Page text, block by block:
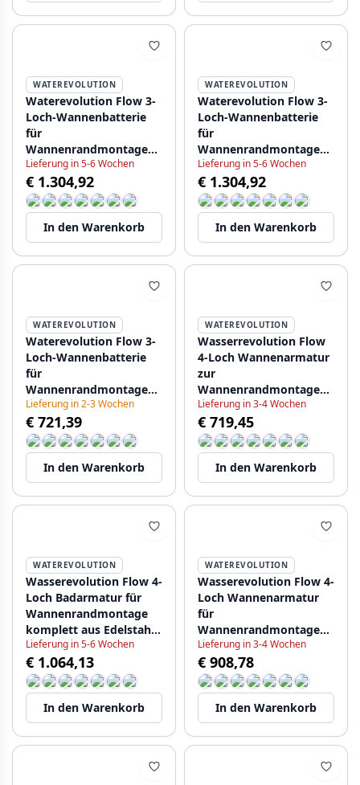
WATEREVOLUTION
Waterevolution Flow 3-
Loch-Wannenbatterie
für
Wannenrandmontage
PVD Gebürstetes Kupfer
T138CPE
Lieferung in 5-6 Wochen
€ 1.304,92
In den Warenkorb
WATEREVOLUTION
Waterevolution Flow 3-
Loch-Wannenbatterie
für
Wannenrandmontage
PVD Gebürstetes
Hellgold T138WGE
Lieferung in 5-6 Wochen
€ 1.304,92
In den Warenkorb
WATEREVOLUTION
Waterevolution Flow 3-
Loch-Wannenbatterie
für
Wannenrandmontage
gebürstetes Messing
Natur T138SBLE
Lieferung in 2-3 Wochen
€ 721,39
In den Warenkorb
WATEREVOLUTION
Wasserrevolution Flow
4-Loch Wannenarmatur
zur
Wannenrandmontage
Chrom H T138H01
Lieferung in 3-4 Wochen
€ 719,45
In den Warenkorb
WATEREVOLUTION
Wasserevolution Flow 4-
Loch Badarmatur für
Wannenrandmontage
komplett aus Edelstahl
H T138HIE
Lieferung in 5-6 Wochen
€ 1.064,13
In den Warenkorb
WATEREVOLUTION
Wasserevolution Flow 4-
Loch Wannenarmatur
für
Wannenrandmontage
Weiß H T138HBR
Lieferung in 3-4 Wochen
€ 908,78
In den Warenkorb